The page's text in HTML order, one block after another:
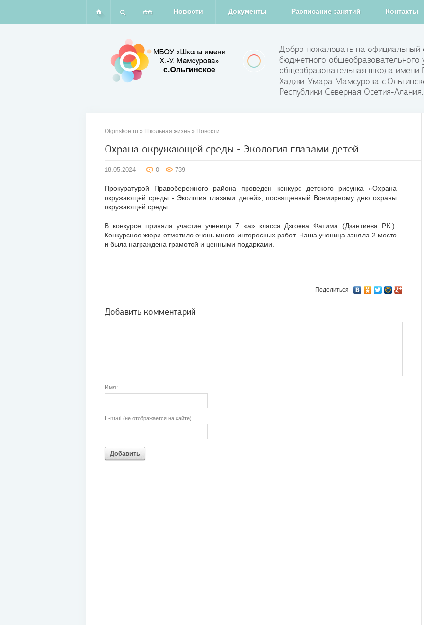
Новости Документы Расписание занятий Контакты
Добро пожаловать на официальный
бюджетного общеобразовательного
общеобразовательная школа имени
Хаджи-Умара Мамсурова
Республики Северная Осетия-Алания.
Olginskoe.ru » Школьная жизнь » Новости
Охрана окружающей среды - Экология глазами детей
18.05.2024 0 739
Прокуратурой Правобережного района проведен конкурс детского рисунка «Охрана
окружающей среды - Экология глазами детей», посвященный Всемирному дню охраны
окружающей среды.
В конкурсе приняла участие ученица 7 «а» класса Дзгоева Фатима (Дзантиева Р.К.).
Конкурсное жюри отметило очень много интересных работ. Наша ученица заняла 2 место
и была награждена грамотой и ценными подарками.
Поделиться
Добавить комментарий
Имя:
E-mail (не отображается на сайте):
Добавить